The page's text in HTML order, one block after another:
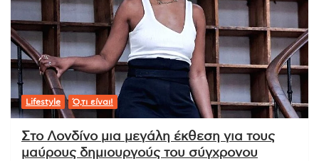
Lifestyle Ό,τι είναι!
Στο Λονδίνο μια μεγάλη έκθεση για τους
μαύρους δημιουργούς του σύγχρονου